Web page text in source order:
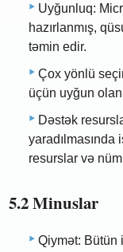
Uyğunluq:
hazırlanmış,
təmin edir.
Çox yönlü
üçün uyğun
Dəstək
resurslar və
5.2 Minuslar
Qiymət: Bütün